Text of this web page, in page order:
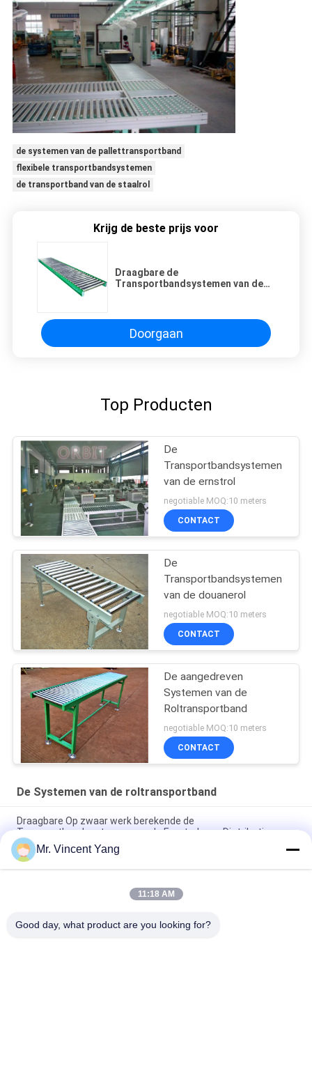
de systemen van de pallettransportband
flexibele transportbandsystemen
de transportband van de staalrol
Krijg de beste prijs voor
Draagbare de
Transportbandsystemen van de
Doorgaan
Top Producten
De
Transportbandsystemen
van de ernstrol
negotiable MOQ:10 meters
CONTACT
De
Transportbandsystemen
van de douanerol
negotiable MOQ:10 meters
CONTACT
De aangedreven
Systemen van de
Roltransportband
negotiable MOQ:10 meters
CONTACT
De Systemen van de roltransportband
Draagbare Op zwaar werk berekende de
Transportbandsystemen van de Ernstrol voor Distributie
De industriële Aangedreven Systemen van de
Roltransportband voor Materiële Behandelingsoplossingen
De Transportbandsystemen van de douanerol met Koude
Mr. Vincent Yang
11:18 AM
Good day, what product are you looking for?